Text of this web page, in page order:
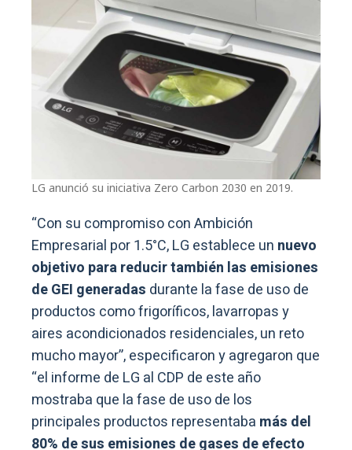
LG anunció su iniciativa Zero Carbon 2030 en 2019.
“Con su compromiso con Ambición
Empresarial por 1.5°C, LG establece un nuevo
objetivo para reducir también las emisiones
de GEI generadas durante la fase de uso de
productos como frigoríficos, lavarropas y
aires acondicionados residenciales, un reto
mucho mayor”, especificaron y agregaron que
“el informe de LG al CDP de este año
mostraba que la fase de uso de los
principales productos representaba más del
80% de sus emisiones de gases de efecto